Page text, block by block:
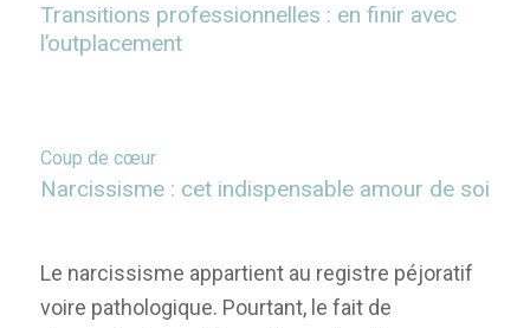
Transitions professionnelles : en finir avec
l’outplacement
Coup de cœur
Narcissisme : cet indispensable amour de soi
Le narcissisme appartient au registre péjoratif
voire pathologique. Pourtant, le fait de